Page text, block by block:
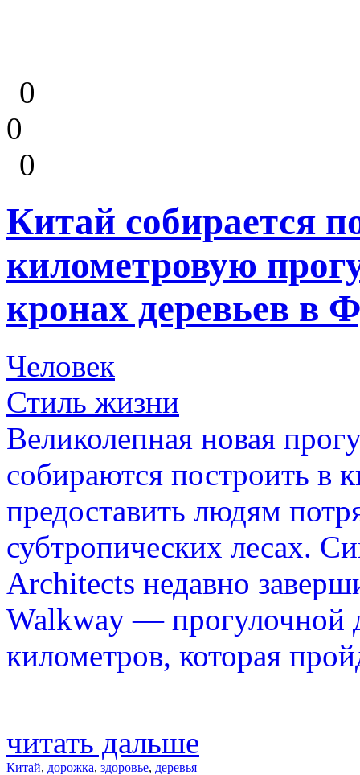
0
0
0
Китай собирается
километровую
кронах деревьев в
Человек
Стиль жизни
Великолепная новая
собираются построить в
предоставить людям
субтропических лесах.
Architects недавно
Walkway — прогулочной
километров, которая
читать дальше
Китай, дорожка, здоровье, деревья